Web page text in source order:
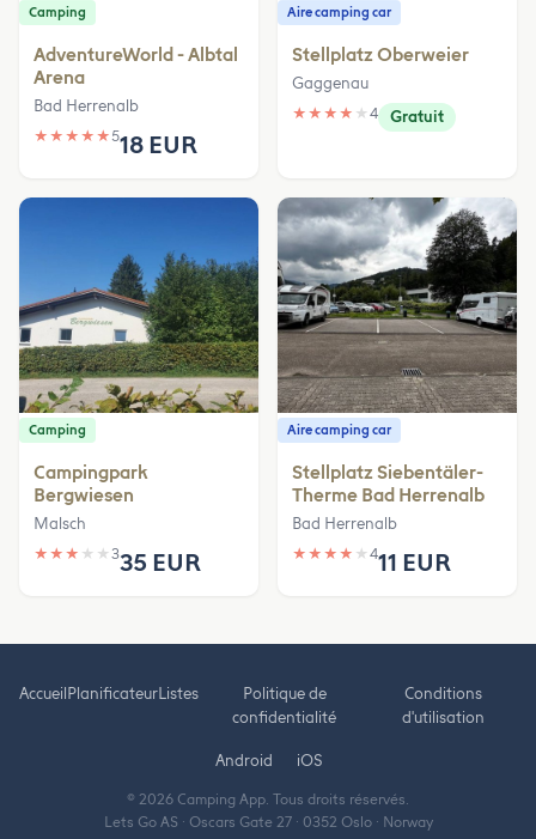
Camping
AdventureWorld - Albtal
Arena
Bad Herrenalb
★ ★ ★ ★ ★518 EUR
Aire camping car
Stellplatz Oberweier
Gaggenau
★ ★ ★ ★ ★ 4 Gratuit
Camping
Campingpark
Bergwiesen
Malsch
★ ★ ★ ★ ★ 335 EUR
Aire camping car
Stellplatz Siebentäler-
Therme Bad Herrenalb
Bad Herrenalb
★ ★ ★ ★ ★ 411 EUR
AccueilPlanificateurListes
Politique de
confidentialité
Conditions
d'utilisation
Android iOS
© 2026 Camping App. Tous droits réservés.
Lets Go AS · Oscars Gate 27 · 0352 Oslo · Norway